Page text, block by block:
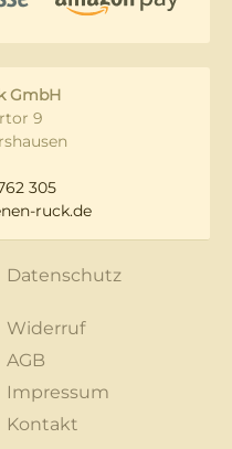
GmbH
9
305
ruck.de
Datenschutz
Widerruf
AGB
Impressum
Kontakt